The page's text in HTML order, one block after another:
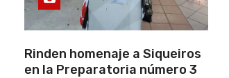
Rinden homenaje a Siqueiros
en la Preparatoria número 3